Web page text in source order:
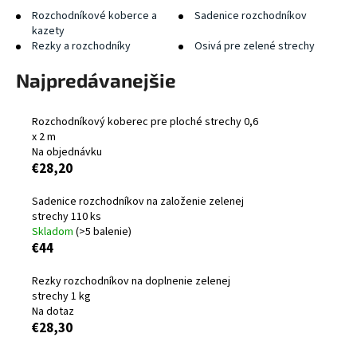
Rozchodníkové koberce a
kazety
Sadenice rozchodníkov
Rezky a rozchodníky
Osivá pre zelené strechy
Najpredávanejšie
Rozchodníkový koberec pre ploché strechy 0,6
x 2 m
Na objednávku
€28,20
Sadenice rozchodníkov na založenie zelenej
strechy 110 ks
Skladom (>5 balenie)
€44
Rezky rozchodníkov na doplnenie zelenej
strechy 1 kg
Na dotaz
€28,30
?
HĽADAŤ